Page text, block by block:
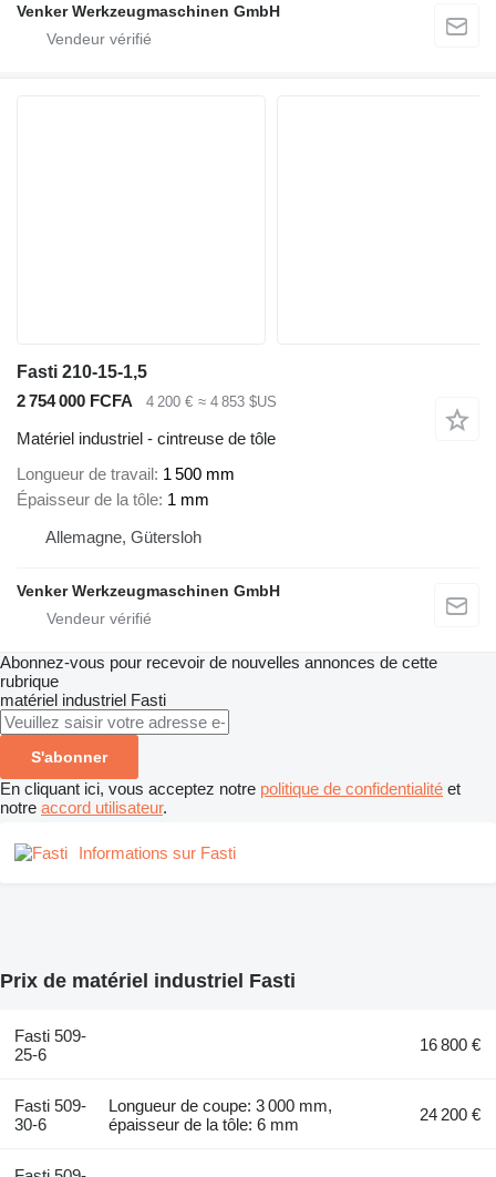
Venker Werkzeugmaschinen GmbH
Fasti 210-15-1,5
2 754 000 FCFA
4 200 € ≈ 4 853 $US
Matériel industriel - cintreuse de tôle
Longueur de travail 1 500 mm
Épaisseur de la tôle 1 mm
Allemagne, Gütersloh
Venker Werkzeugmaschinen GmbH
Abonnez-vous pour recevoir de nouvelles annonces de cette
rubrique
matériel industriel Fasti
S'abonner
En cliquant ici, vous acceptez notre politique de confidentialité et
notre accord utilisateur.
Informations sur Fasti
Prix de matériel industriel Fasti
Fasti 509-
25-6
16 800 €
Fasti 509-
30-6
Longueur de coupe: 3 000 mm,
épaisseur de la tôle: 6 mm
24 200 €